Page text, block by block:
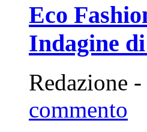
Eco
Indagine
Redazione
commento